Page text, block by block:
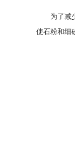
为了减少
使石粉和细